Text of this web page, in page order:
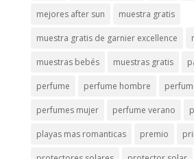
mejores after sun muestra gratis
muestra gratis de garnier excellence
muestras bebés muestras gratis
perfume perfume hombre
perfumes mujer perfume verano
playas mas romanticas premio